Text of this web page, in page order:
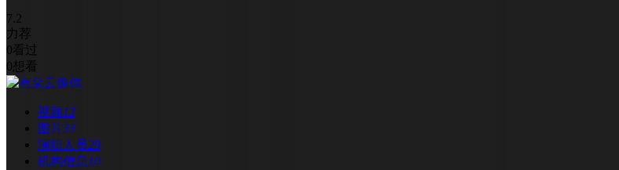
7.2
力荐
0看过
0想看
视频13
图片33
演职人员29
机构信息10